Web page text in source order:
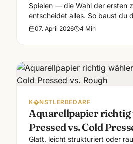
Spielen — die Wahl der ersten
entscheidet alles. So baust du
sinnvoll auf.
07. April 2026 4 Min
K�NSTLERBEDARF
Aquarellpapier richtig
Pressed vs. Cold
Glatt, leicht strukturiert oder